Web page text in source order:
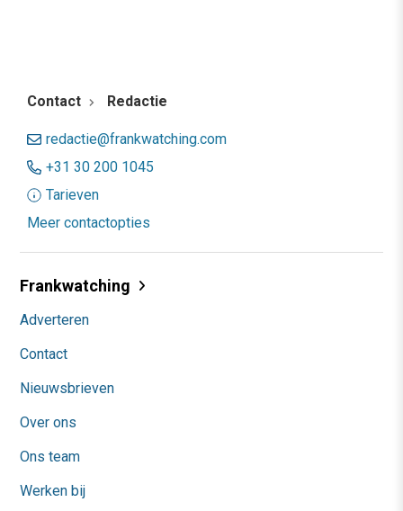
Contact Redactie
redactie@frankwatching.com
+31 30 200 1045
Tarieven
Meer contactopties
Frankwatching
Adverteren
Contact
Nieuwsbrieven
Over ons
Ons team
Werken bij